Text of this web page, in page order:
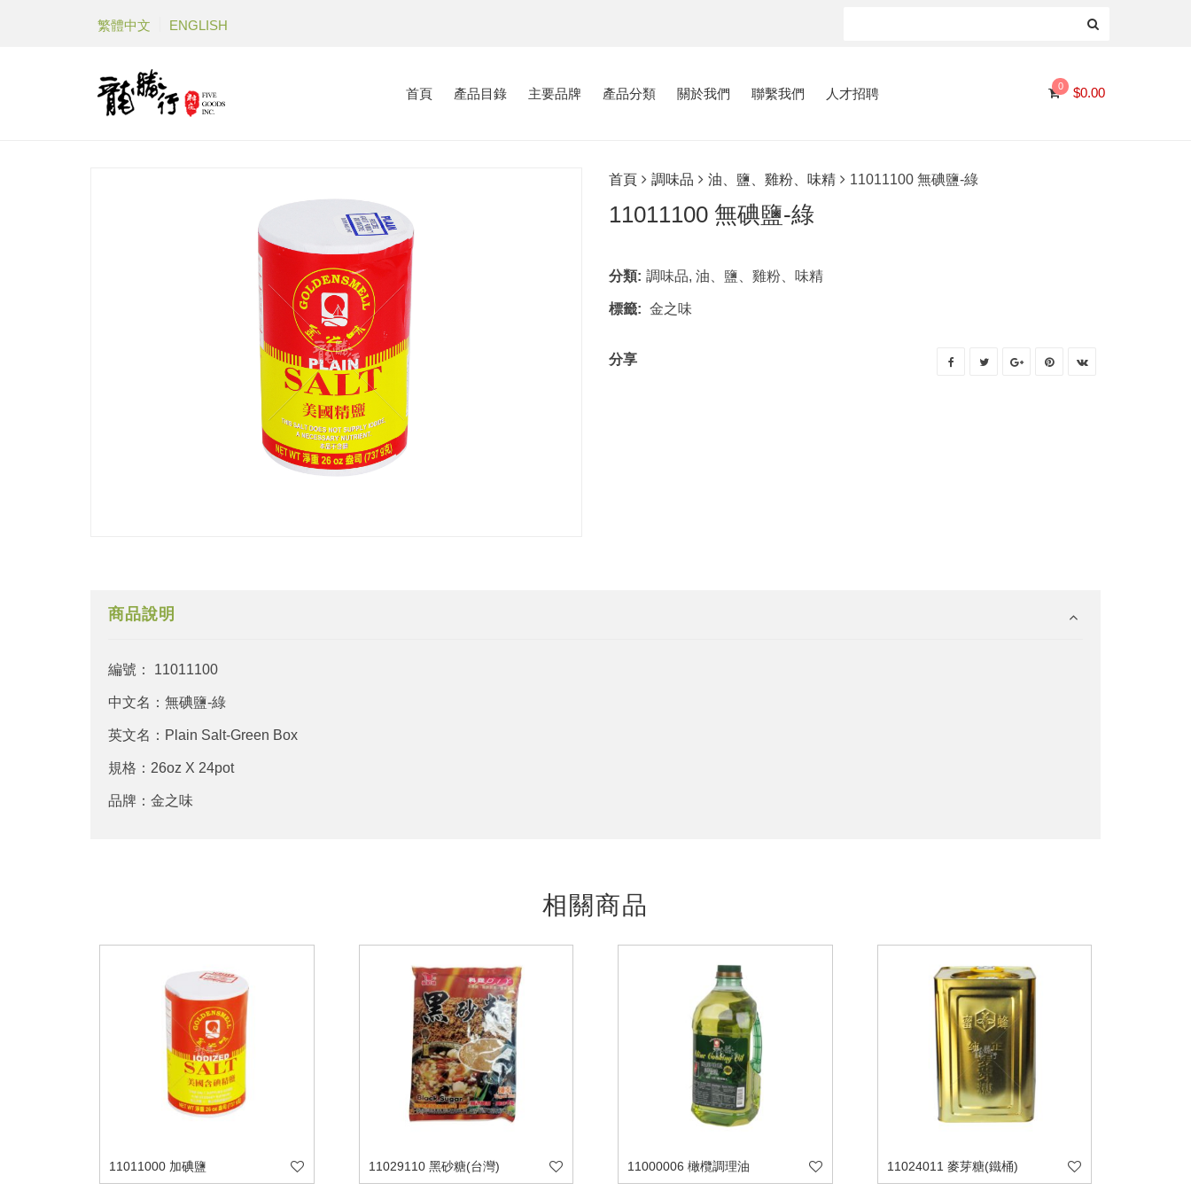
繁體中文 ENGLISH
首頁 產品目錄 主要品牌 產品分類 關於我們 聯繫我們 人才招聘 0 $0.00
首頁 調味品 油、鹽、雞粉、味精 11011100 無碘鹽-綠
11011100 無碘鹽-綠
分類: 調味品, 油、鹽、雞粉、味精
標籤: 金之味
分享
商品說明
編號： 11011100
中文名：無碘鹽-綠
英文名：Plain Salt-Green Box
規格：26oz X 24pot
品牌：金之味
相關商品
11011000 加碘鹽 11029110 黑砂糖(台灣) 11000006 橄欖調理油 11024011 麥芽糖(鐵桶)